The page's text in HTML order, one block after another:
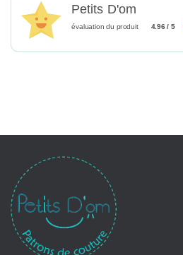
Petits D'om
évaluation du produit 4.96 / 5